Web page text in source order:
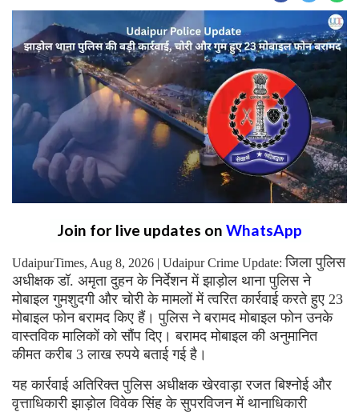
Join for live updates on WhatsApp
UdaipurTimes, Aug 8, 2026 | Udaipur Crime Update:जिला पुलिस
अधीक्षक डॉ. अमृता दुहन के निर्देशन में झाड़ोल थाना पुलिस ने
मोबाइल गुमशुदगी और चोरी के मामलों में त्वरित कार्रवाई करते हुए 23
मोबाइल फोन बरामद किए हैं। पुलिस ने बरामद मोबाइल फोन उनके
वास्तविक मालिकों को सौंप दिए। बरामद मोबाइल की अनुमानित
कीमत करीब 3 लाख रुपये बताई गई है।
यह कार्रवाई अतिरिक्त पुलिस अधीक्षक खेरवाड़ा रजत बिश्नोई और
वृत्ताधिकारी झाड़ोल विवेक सिंह के सुपरविजन में थानाधिकारी